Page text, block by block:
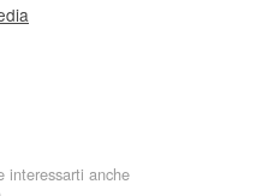
interessarti anche